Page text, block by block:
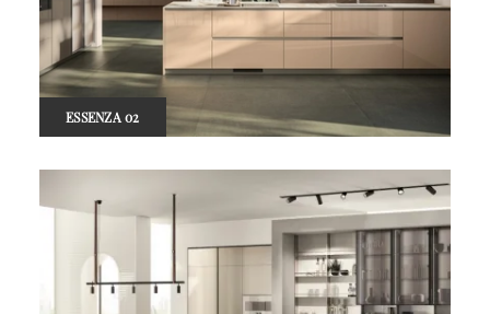
ESSENZA 02